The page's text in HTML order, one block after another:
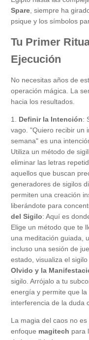
Spare , siempre ha
psique y los símbolos
Tu Primer
Ejecución
No necesitas años de
operación mágica. La
hacia los resultados.
1. Definir la Intención:
vago. "Quiero recibir un
semana" es una
Utiliza un método de
eliminar las letras
aquellos que buscan
generadores de sigilos
permiten una creación
liberándote para
del Sigilo: Aquí es
Elige un método que te
una meditación guiada,
incluso una sesión de
estado, visualiza el
Olvido y la
sigilo. Arrójalo a tu
energía y permite que
interferencia de la duda
La magia del caos no
enfoque magitech para